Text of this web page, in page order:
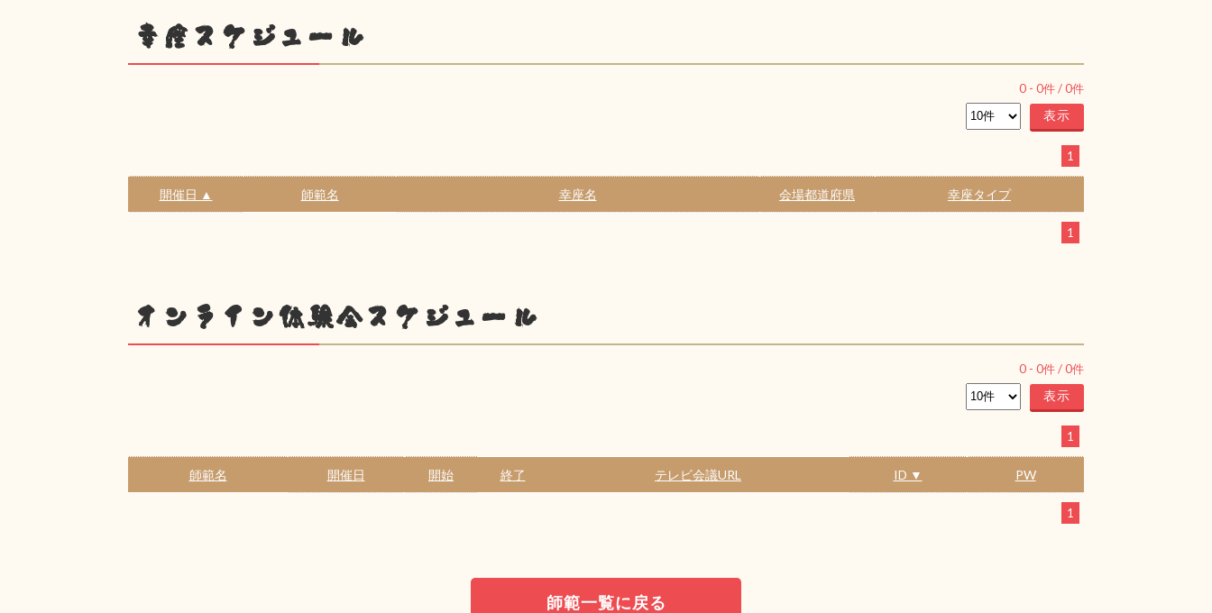
幸座スケジュール
0 - 0件 /0件
1
開催日 ▲ 師範名 幸座名 会場都道府県 幸座タイプ
1
オンライン体験会スケジュール
0 - 0件 /0件
1
師範名 開催日 開始 終了 テレビ会議URL ID ▼ PW
1
師範一覧に戻る